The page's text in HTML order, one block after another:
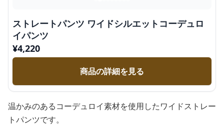
ストレートパンツ ワイドシルエットコーデュロ
イパンツ
¥4,220
商品の詳細を見る
温かみのあるコーデュロイ素材を使用したワイドストレー
トパンツです。